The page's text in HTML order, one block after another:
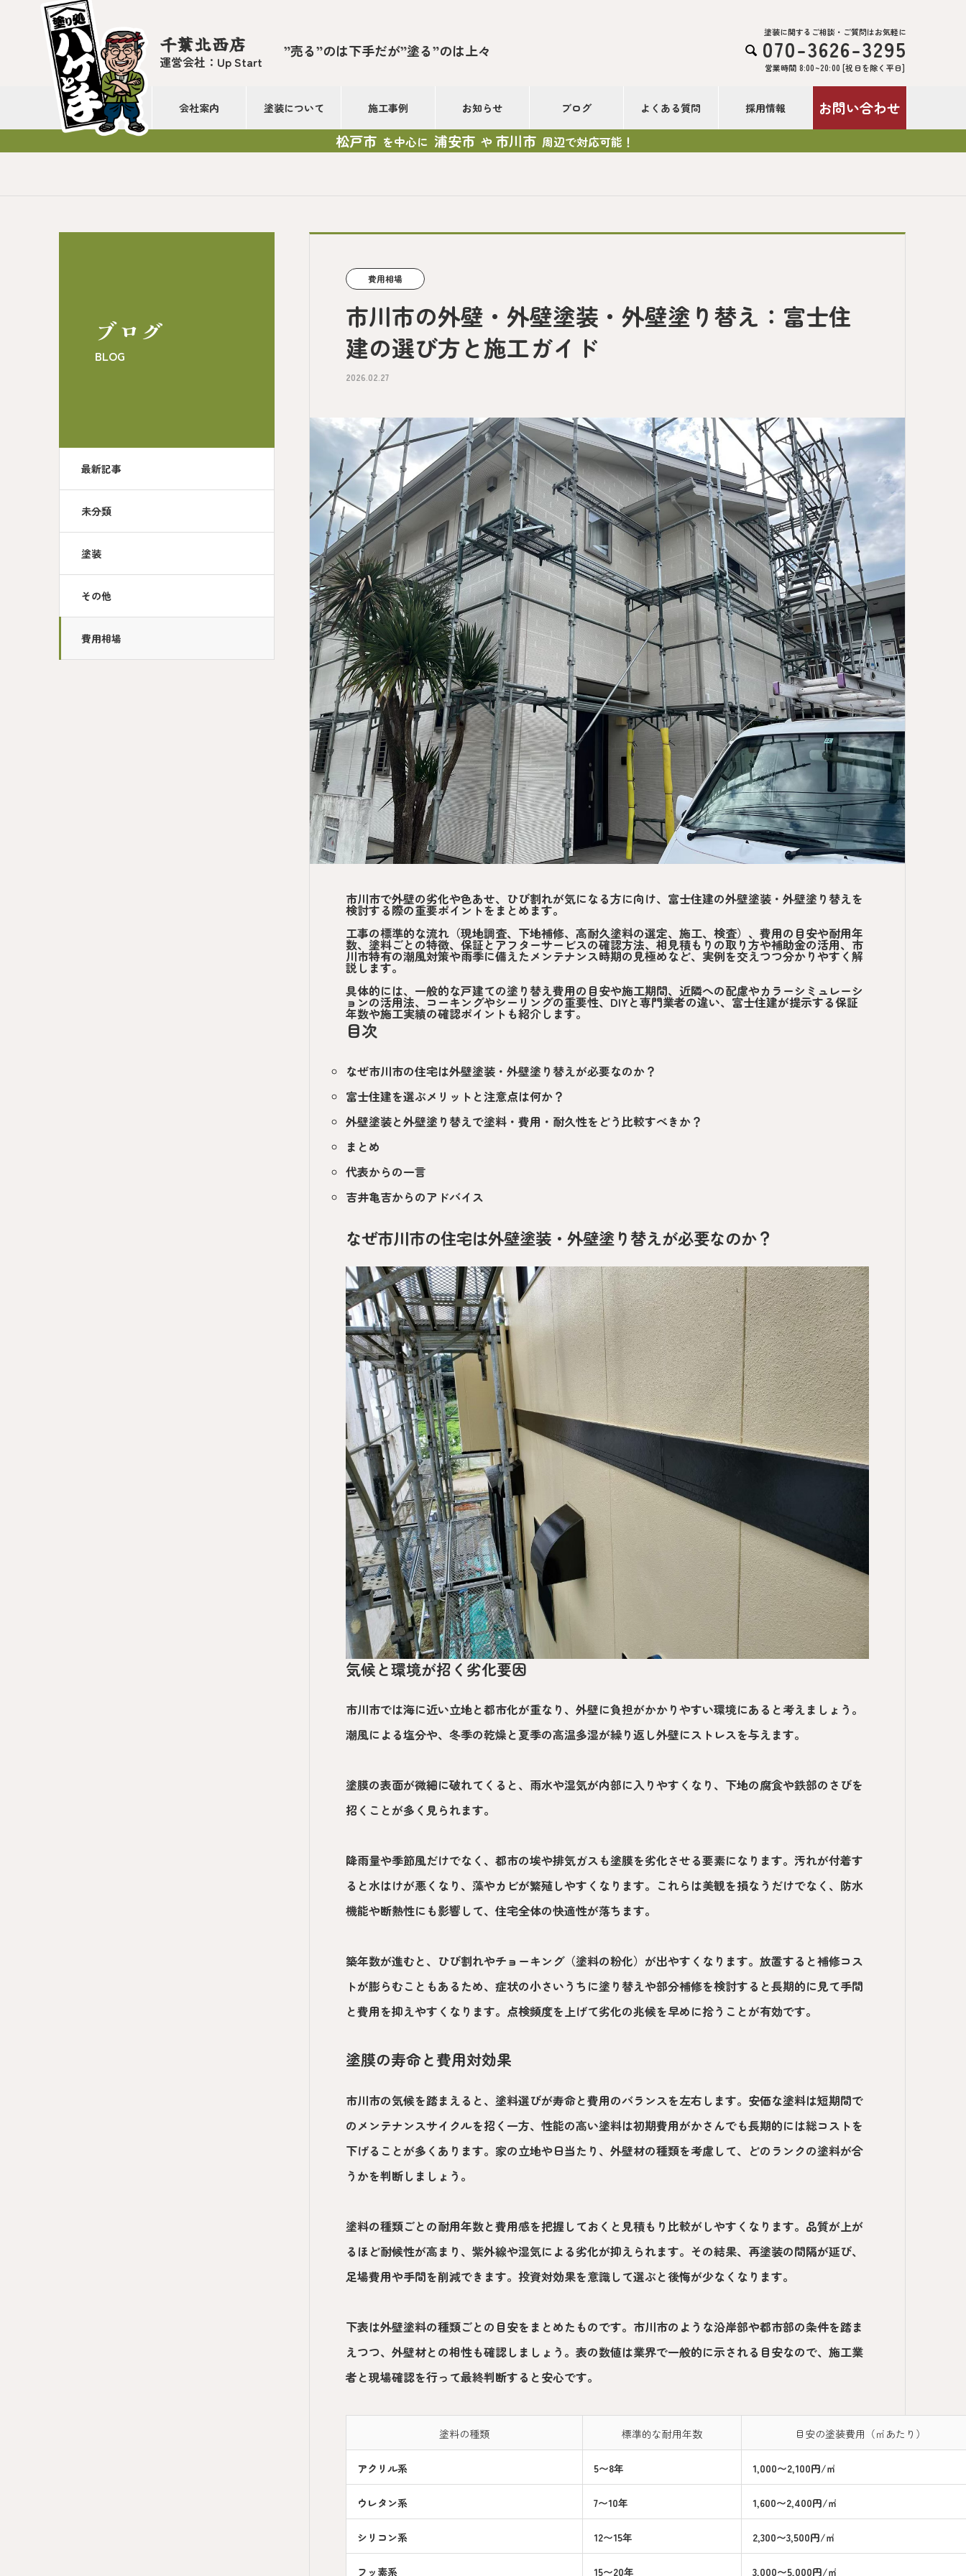
千葉北西店
運営会社：Up Start
”売る”のは下手だが”塗る”のは上々 
塗装に関するご相談・ご質問はお気軽に
070-3626-3295
営業時間 8:00~20:00 [祝日を除く平日]
会社案内 塗装について 施工事例 お知らせ ブログ よくある質問 採用情報 お問い合わせ
松戸市 を中心に 浦安市 や 市川市 周辺で対応可能！
ブログ
BLOG
最新記事
未分類
塗装
その他
費用相場
費用相場
市川市の外壁・外壁塗装・外壁塗り替え：富士住
建の選び方と施工ガイド
2026.02.27
市川市で外壁の劣化や色あせ、ひび割れが気になる方に向け、富士住建の外壁塗装・外壁塗り替えを
検討する際の重要ポイントをまとめます。
工事の標準的な流れ（現地調査、下地補修、高耐久塗料の選定、施工、検査）、費用の目安や耐用年
数、塗料ごとの特徴、保証とアフターサービスの確認方法、相見積もりの取り方や補助金の活用、市
川市特有の潮風対策や雨季に備えたメンテナンス時期の見極めなど、実例を交えつつ分かりやすく解
説します。
具体的には、一般的な戸建ての塗り替え費用の目安や施工期間、近隣への配慮やカラーシミュレーシ
ョンの活用法、コーキングやシーリングの重要性、DIYと専門業者の違い、富士住建が提示する保証
年数や施工実績の確認ポイントも紹介します。
目次
なぜ市川市の住宅は外壁塗装・外壁塗り替えが必要なのか？
富士住建を選ぶメリットと注意点は何か？
外壁塗装と外壁塗り替えで塗料・費用・耐久性をどう比較すべきか？
まとめ
代表からの一言
吉井亀吉からのアドバイス
なぜ市川市の住宅は外壁塗装・外壁塗り替えが必要なのか？
気候と環境が招く劣化要因
市川市では海に近い立地と都市化が重なり、外壁に負担がかかりやすい環境にあると考えましょう。
潮風による塩分や、冬季の乾燥と夏季の高温多湿が繰り返し外壁にストレスを与えます。
塗膜の表面が微細に破れてくると、雨水や湿気が内部に入りやすくなり、下地の腐食や鉄部のさびを
招くことが多く見られます。
降雨量や季節風だけでなく、都市の埃や排気ガスも塗膜を劣化させる要素になります。汚れが付着す
ると水はけが悪くなり、藻やカビが繁殖しやすくなります。これらは美観を損なうだけでなく、防水
機能や断熱性にも影響して、住宅全体の快適性が落ちます。
築年数が進むと、ひび割れやチョーキング（塗料の粉化）が出やすくなります。放置すると補修コス
トが膨らむこともあるため、症状の小さいうちに塗り替えや部分補修を検討すると長期的に見て手間
と費用を抑えやすくなります。点検頻度を上げて劣化の兆候を早めに拾うことが有効です。
塗膜の寿命と費用対効果
市川市の気候を踏まえると、塗料選びが寿命と費用のバランスを左右します。安価な塗料は短期間で
のメンテナンスサイクルを招く一方、性能の高い塗料は初期費用がかさんでも長期的には総コストを
下げることが多くあります。家の立地や日当たり、外壁材の種類を考慮して、どのランクの塗料が合
うかを判断しましょう。
塗料の種類ごとの耐用年数と費用感を把握しておくと見積もり比較がしやすくなります。品質が上が
るほど耐候性が高まり、紫外線や湿気による劣化が抑えられます。その結果、再塗装の間隔が延び、
足場費用や手間を削減できます。投資対効果を意識して選ぶと後悔が少なくなります。
下表は外壁塗料の種類ごとの目安をまとめたものです。市川市のような沿岸部や都市部の条件を踏ま
えつつ、外壁材との相性も確認しましょう。表の数値は業界で一般的に示される目安なので、施工業
者と現場確認を行って最終判断すると安心です。
塗料の種類 標準的な耐用年数 目安の塗装費用（㎡あたり）
アクリル系 5〜8年 1,000〜2,100円/㎡
ウレタン系 7〜10年 1,600〜2,400円/㎡
シリコン系 12〜15年 2,300〜3,500円/㎡
フッ素系 15〜20年 3,000〜5,000円/㎡